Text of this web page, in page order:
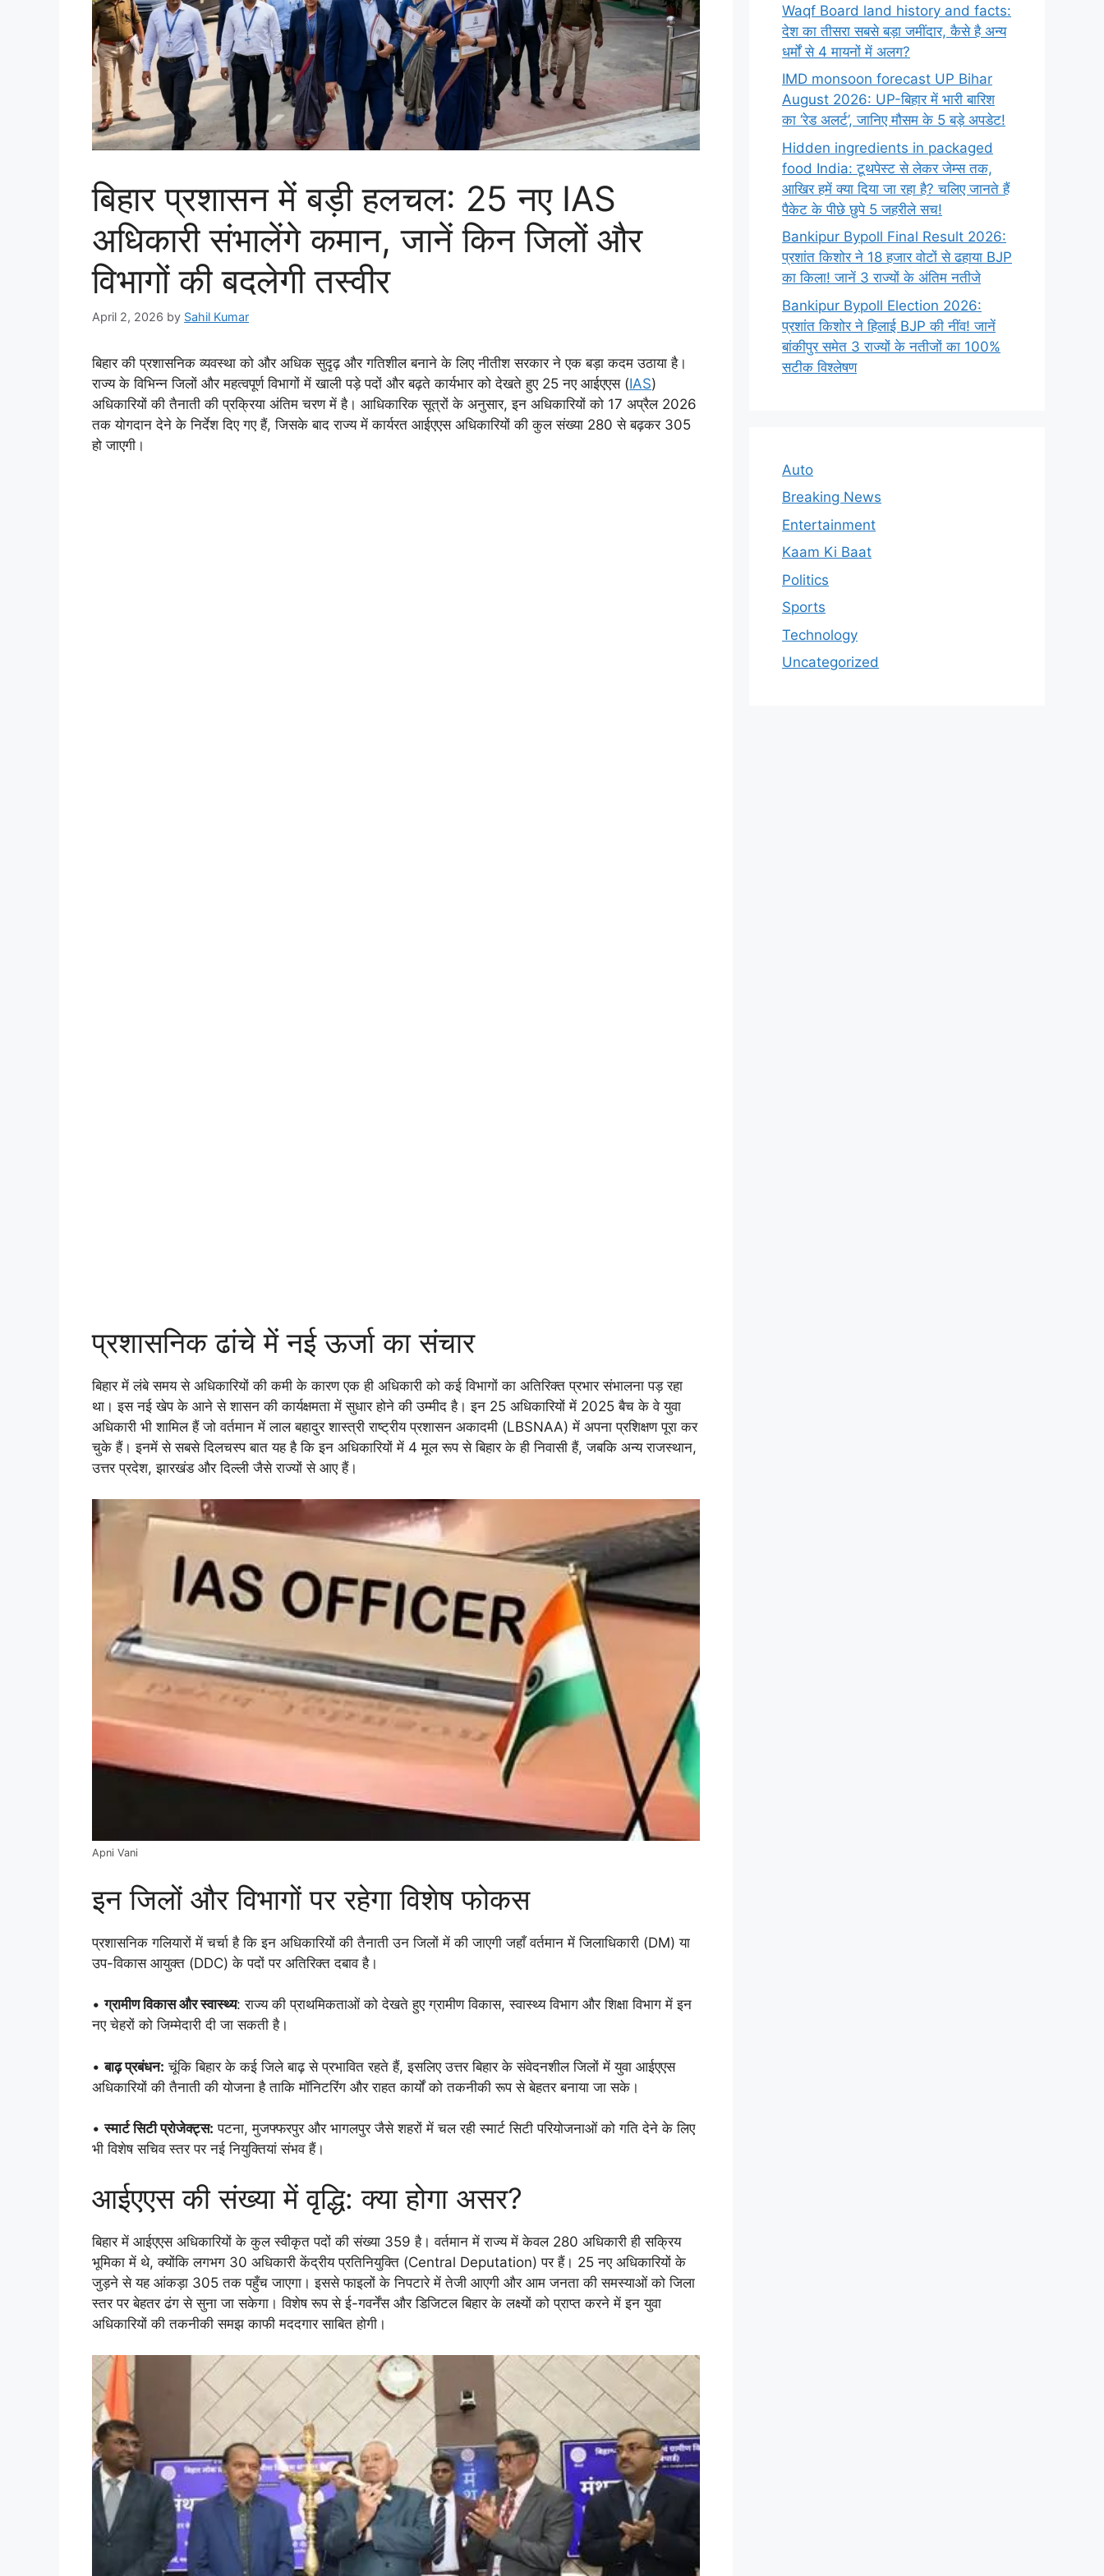
बिहार प्रशासन में बड़ी हलचल: 25 नए IAS
अधिकारी संभालेंगे कमान, जानें किन जिलों और
विभागों की बदलेगी तस्वीर
April 2, 2026 by Sahil Kumar
बिहार की प्रशासनिक व्यवस्था को और अधिक सुदृढ़ और गतिशील बनाने के लिए नीतीश सरकार ने एक बड़ा कदम उठाया है।
राज्य के विभिन्न जिलों और महत्वपूर्ण विभागों में खाली पड़े पदों और बढ़ते कार्यभार को देखते हुए 25 नए आईएएस (IAS)
अधिकारियों की तैनाती की प्रक्रिया अंतिम चरण में है। आधिकारिक सूत्रों के अनुसार, इन अधिकारियों को 17 अप्रैल 2026
तक योगदान देने के निर्देश दिए गए हैं, जिसके बाद राज्य में कार्यरत आईएएस अधिकारियों की कुल संख्या 280 से बढ़कर 305
हो जाएगी।
प्रशासनिक ढांचे में नई ऊर्जा का संचार
बिहार में लंबे समय से अधिकारियों की कमी के कारण एक ही अधिकारी को कई विभागों का अतिरिक्त प्रभार संभालना पड़ रहा
था। इस नई खेप के आने से शासन की कार्यक्षमता में सुधार होने की उम्मीद है। इन 25 अधिकारियों में 2025 बैच के वे युवा
अधिकारी भी शामिल हैं जो वर्तमान में लाल बहादुर शास्त्री राष्ट्रीय प्रशासन अकादमी (LBSNAA) में अपना प्रशिक्षण पूरा कर
चुके हैं। इनमें से सबसे दिलचस्प बात यह है कि इन अधिकारियों में 4 मूल रूप से बिहार के ही निवासी हैं, जबकि अन्य राजस्थान,
उत्तर प्रदेश, झारखंड और दिल्ली जैसे राज्यों से आए हैं।
Apni Vani
इन जिलों और विभागों पर रहेगा विशेष फोकस
प्रशासनिक गलियारों में चर्चा है कि इन अधिकारियों की तैनाती उन जिलों में की जाएगी जहाँ वर्तमान में जिलाधिकारी (DM) या
उप-विकास आयुक्त (DDC) के पदों पर अतिरिक्त दबाव है।
•ग्रामीण विकास और स्वास्थ्य: राज्य की प्राथमिकताओं को देखते हुए ग्रामीण विकास, स्वास्थ्य विभाग और शिक्षा विभाग में इन
नए चेहरों को जिम्मेदारी दी जा सकती है।
•बाढ़ प्रबंधन: चूंकि बिहार के कई जिले बाढ़ से प्रभावित रहते हैं, इसलिए उत्तर बिहार के संवेदनशील जिलों में युवा आईएएस
अधिकारियों की तैनाती की योजना है ताकि मॉनिटरिंग और राहत कार्यों को तकनीकी रूप से बेहतर बनाया जा सके।
•स्मार्ट सिटी प्रोजेक्ट्स: पटना, मुजफ्फरपुर और भागलपुर जैसे शहरों में चल रही स्मार्ट सिटी परियोजनाओं को गति देने के लिए
भी विशेष सचिव स्तर पर नई नियुक्तियां संभव हैं।
आईएएस की संख्या में वृद्धि: क्या होगा असर?
बिहार में आईएएस अधिकारियों के कुल स्वीकृत पदों की संख्या 359 है। वर्तमान में राज्य में केवल 280 अधिकारी ही सक्रिय
भूमिका में थे, क्योंकि लगभग 30 अधिकारी केंद्रीय प्रतिनियुक्ति (Central Deputation) पर हैं। 25 नए अधिकारियों के
जुड़ने से यह आंकड़ा 305 तक पहुँच जाएगा। इससे फाइलों के निपटारे में तेजी आएगी और आम जनता की समस्याओं को जिला
स्तर पर बेहतर ढंग से सुना जा सकेगा। विशेष रूप से ई-गवर्नेंस और डिजिटल बिहार के लक्ष्यों को प्राप्त करने में इन युवा
अधिकारियों की तकनीकी समझ काफी मददगार साबित होगी।
Waqf Board land history and facts:
देश का तीसरा सबसे बड़ा जमींदार, कैसे है अन्य
धर्मों से 4 मायनों में अलग?
IMD monsoon forecast UP Bihar
August 2026: UP-बिहार में भारी बारिश
का ‘रेड अलर्ट’, जानिए मौसम के 5 बड़े अपडेट!
Hidden ingredients in packaged
food India: टूथपेस्ट से लेकर जेम्स तक,
आखिर हमें क्या दिया जा रहा है? चलिए जानते हैं
पैकेट के पीछे छुपे 5 जहरीले सच!
Bankipur Bypoll Final Result 2026:
प्रशांत किशोर ने 18 हजार वोटों से ढहाया BJP
का किला! जानें 3 राज्यों के अंतिम नतीजे
Bankipur Bypoll Election 2026:
प्रशांत किशोर ने हिलाई BJP की नींव! जानें
बांकीपुर समेत 3 राज्यों के नतीजों का 100%
सटीक विश्लेषण
Auto
Breaking News
Entertainment
Kaam Ki Baat
Politics
Sports
Technology
Uncategorized